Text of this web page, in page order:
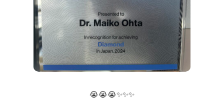
😭😭😭✨✨✨